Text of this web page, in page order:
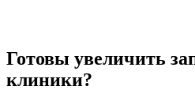
Готовы увеличить
клиники?